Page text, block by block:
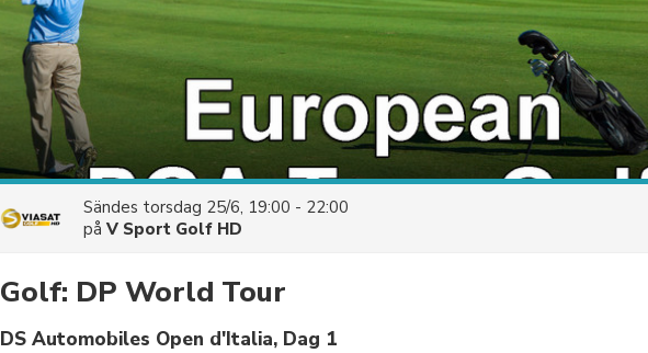
Sändes torsdag 25/6, 19:00 - 22:00
på V Sport Golf HD
Golf: DP World Tour
DS Automobiles Open d'Italia, Dag 1